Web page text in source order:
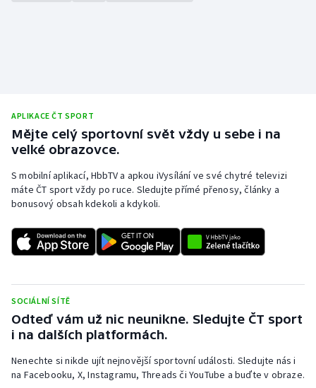
Rychlobruslení
Rychlostní kanoistika
Short track
Stolní tenis
Triatlon
Veslování
Vodní slalom
APLIKACE ČT SPORT
Mějte celý sportovní svět vždy u sebe i na
velké obrazovce.
S mobilní aplikací, HbbTV a apkou iVysílání ve své chytré televizi
máte ČT sport vždy po ruce. Sledujte přímé přenosy, články a
bonusový obsah kdekoli a kdykoli.
SOCIÁLNÍ SÍTĚ
Odteď vám už nic neunikne. Sledujte ČT sport
i na dalších platformách.
Nenechte si nikde ujít nejnovější sportovní události. Sledujte nás i
na Facebooku, X, Instagramu, Threads či YouTube a buďte v obraze.